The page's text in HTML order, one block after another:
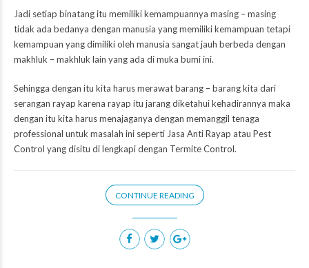
Jadi setiap binatang itu memiliki kemampuannya masing – masing
tidak ada bedanya dengan manusia yang memiliki kemampuan tetapi
kemampuan yang dimiliki oleh manusia sangat jauh berbeda dengan
makhluk – makhluk lain yang ada di muka bumi ini.
Sehingga dengan itu kita harus merawat barang – barang kita dari
serangan rayap karena rayap itu jarang diketahui kehadirannya maka
dengan itu kita harus menajaganya dengan memanggil tenaga
professional untuk masalah ini seperti Jasa Anti Rayap atau Pest
Control yang disitu di lengkapi dengan Termite Control.
CONTINUE READING